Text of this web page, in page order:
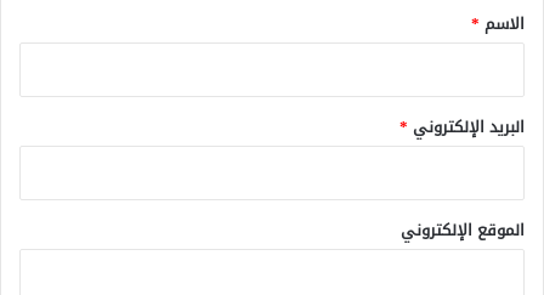
*
الاسم *
البريد الإلكتروني *
الموقع الإلكتروني